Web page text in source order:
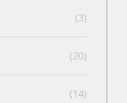
(3)
(20)
(14)